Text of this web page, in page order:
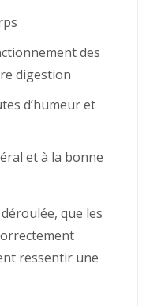
des
digestion
d’humeur et
et à la bonne
que les
ressentir une